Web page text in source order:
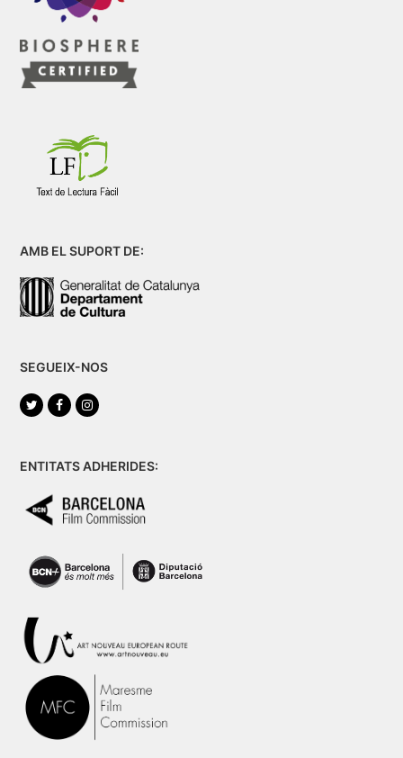
AMB EL SUPORT DE:
SEGUEIX-NOS
TwitterFacebookInstagram
ENTITATS ADHERIDES: